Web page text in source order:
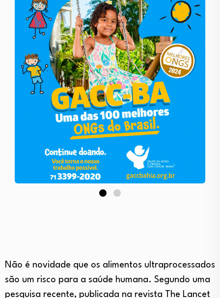
Não é novidade que os alimentos ultraprocessados
são um risco para a saúde humana. Segundo uma
pesquisa recente, publicada na revista The Lancet